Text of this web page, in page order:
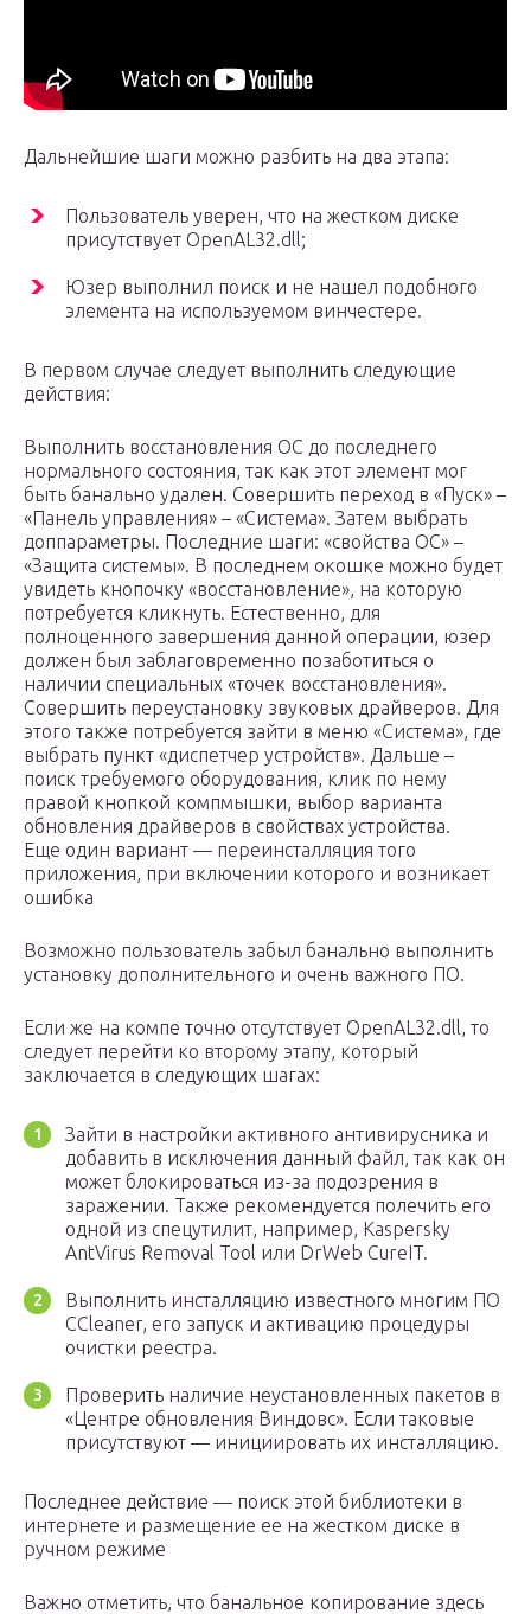
Дальнейшие шаги можно разбить на два этапа:
Пользователь уверен, что на жестком диске
присутствует OpenAL32.dll;
Юзер выполнил поиск и не нашел подобного
элемента на используемом винчестере.
В первом случае следует выполнить следующие
действия:
Выполнить восстановления ОС до последнего
нормального состояния, так как этот элемент мог
быть банально удален. Совершить переход в «Пуск» –
«Панель управления» – «Система». Затем выбрать
доппараметры. Последние шаги: «свойства ОС» –
«Защита системы». В последнем окошке можно будет
увидеть кнопочку «восстановление», на которую
потребуется кликнуть. Естественно, для
полноценного завершения данной операции, юзер
должен был заблаговременно позаботиться о
наличии специальных «точек восстановления».
Совершить переустановку звуковых драйверов. Для
этого также потребуется зайти в меню «Система», где
выбрать пункт «диспетчер устройств». Дальше –
поиск требуемого оборудования, клик по нему
правой кнопкой компмышки, выбор варианта
обновления драйверов в свойствах устройства.
Еще один вариант — переинсталляция того
приложения, при включении которого и возникает
ошибка
Возможно пользователь забыл банально выполнить
установку дополнительного и очень важного ПО.
Если же на компе точно отсутствует OpenAL32.dll, то
следует перейти ко второму этапу, который
заключается в следующих шагах:
Зайти в настройки активного антивирусника и
добавить в исключения данный файл, так как он
может блокироваться из-за подозрения в
заражении. Также рекомендуется полечить его
одной из спецутилит, например, Kaspersky
AntVirus Removal Tool или DrWeb CureIT.
Выполнить инсталляцию известного многим ПО
CCleaner, его запуск и активацию процедуры
очистки реестра.
Проверить наличие неустановленных пакетов в
«Центре обновления Виндовс». Если таковые
присутствуют — инициировать их инсталляцию.
Последнее действие — поиск этой библиотеки в
интернете и размещение ее на жестком диске в
ручном режиме
Важно отметить, что банальное копирование здесь